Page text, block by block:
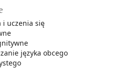
i uczenia się
języka obcego